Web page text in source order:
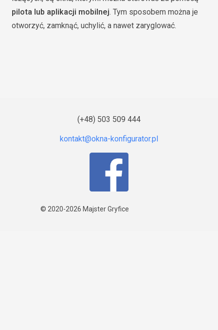
pilota lub aplikacji mobilnej. Tym sposobem można je
otworzyć, zamknąć, uchylić, a nawet zaryglować.
(+48) 503 509 444
© 2020-2026 Majster Gryfice